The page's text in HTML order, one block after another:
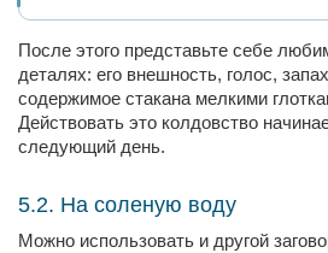
После этого представьте себе
деталях: его внешность, голос,
содержимое стакана мелкими
Действовать это колдовство
следующий день.
5.2. На соленую воду
Можно использовать и другой